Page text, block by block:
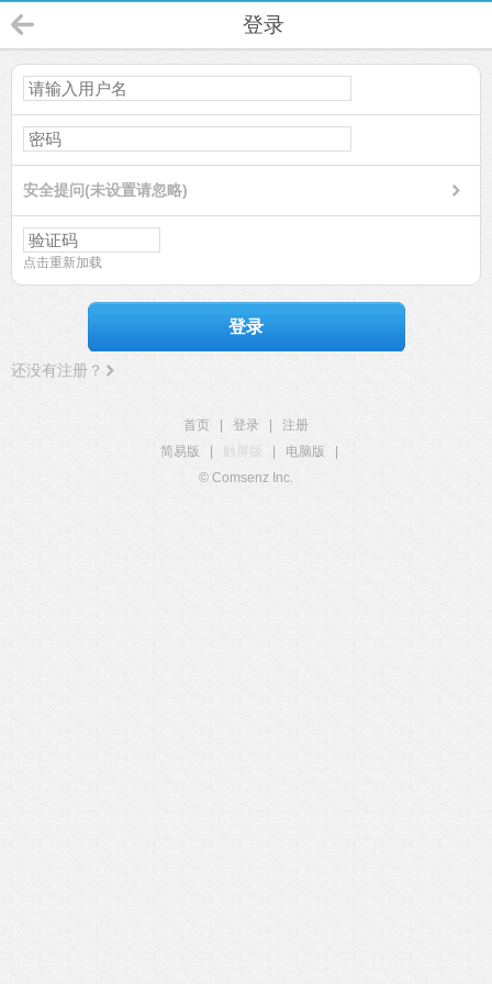
登录
安全提问(未设置请忽略)
点击重新加载
登录
还没有注册？
首页 登录
注册
简易版
触屏版 电脑版
© Comsenz Inc.